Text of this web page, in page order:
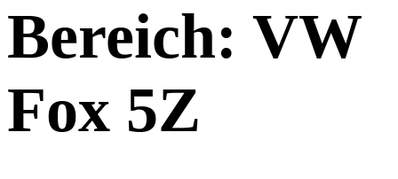
Bereich: VW
Fox 5Z